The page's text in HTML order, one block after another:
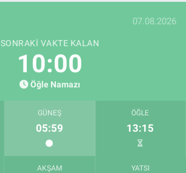
07.08.2026
SONRAKI VAKTE KALAN
09:59
Öğle Namazı
GÜNEŞ
05:59
ÖĞLE
13:15
AKŞAM YATSI